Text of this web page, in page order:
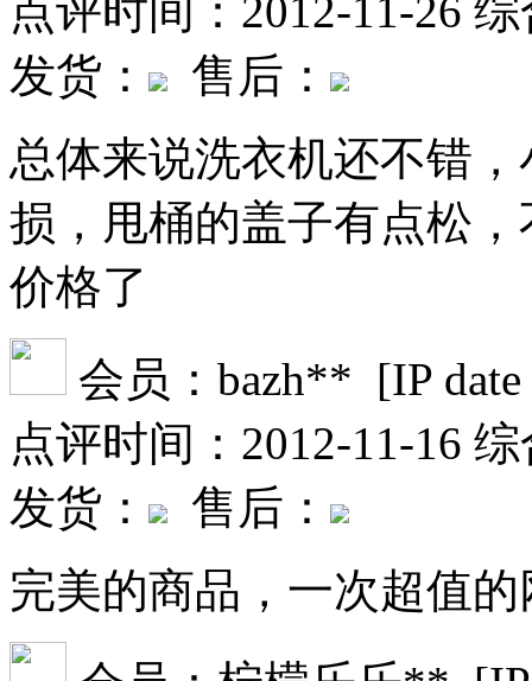
点评时间：2012-11-26 综
发货：
售后：
总体来说洗衣机还不错
损，甩桶的盖子有点松
价格了
会员：bazh** [IP date
点评时间：2012-11-16 综
发货：
售后：
完美的商品，一次超值的